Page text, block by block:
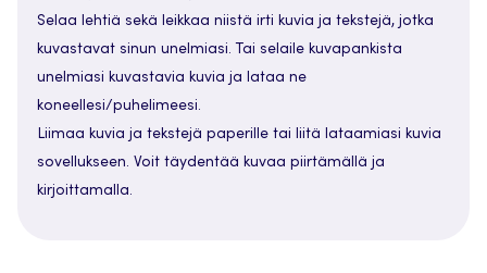
Selaa lehtiä sekä leikkaa niistä irti kuvia ja tekstejä, jotka
kuvastavat sinun unelmiasi. Tai selaile kuvapankista
unelmiasi kuvastavia kuvia ja lataa ne
koneellesi/puhelimeesi.
Liimaa kuvia ja tekstejä paperille tai liitä lataamiasi kuvia
sovellukseen. Voit täydentää kuvaa piirtämällä ja
kirjoittamalla.